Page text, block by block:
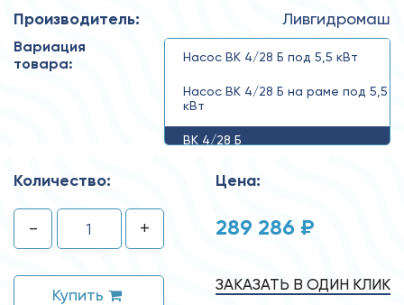
Производитель: Ливгидромаш
Вариация
товара:
Насос ВК 4/28 Б под 5,5 кВт
Насос ВК 4/28 Б на раме под 5,5
кВт
ВК 4/28 Б
Количество:
- +
Купить
Цена:
289 286 ₽
ЗАКАЗАТЬ В ОДИН КЛИК